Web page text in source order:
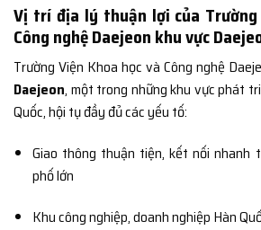
Vị trí địa lý thuận lợi của Trường
Công nghệ Daejeon khu vực
Trường Viện Khoa học và Công nghệ
Daejeon, một trong những khu vực phát
Quốc, hội tụ đầy đủ các yếu tố:
Giao thông thuận tiện, kết nối nhanh
phố lớn
Khu công nghiệp, doanh nghiệp Hàn